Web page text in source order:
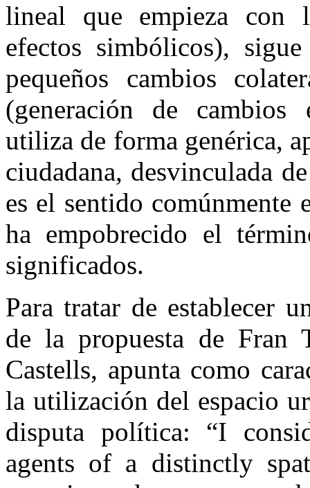
lineal que empieza con
efectos simbólicos),
pequeños cambios
(generación de cambios
utiliza de forma genérica,
ciudadana, desvinculada
es el sentido comúnmente
ha empobrecido el
significados.
Para tratar de establecer
de la propuesta de Fran
Castells, apunta como
la utilización del espacio
disputa política: “I
agents of a distinctly